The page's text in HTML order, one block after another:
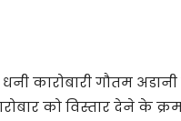
कारोबारी गौतम
को विस्तार देने के